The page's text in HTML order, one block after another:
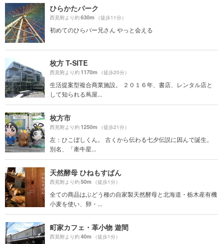
ひらかたパーク
西見附より約630m （徒歩11分）
初めてのひらパー兄さん やっと会える
枚方 T-SITE
西見附より約1170m （徒歩20分）
生活提案型複合商業施設。 ２０１６年、書店、レンタル店と
して知られる蔦屋...
枚方市
西見附より約1250m （徒歩21分）
左：ひこぼしくん。 古くから伝わる七夕伝説に因んで誕生。
別名、「牽牛星...
天然酵母 ひねもすぱん
西見附より約50m （徒歩1分）
全ての商品はぶどう種の自家製天然酵母と北海道・栃木産有機
小麦を使い、卵・...
町家カフェ・革小物 遊間
西見附より約40m （徒歩1分）